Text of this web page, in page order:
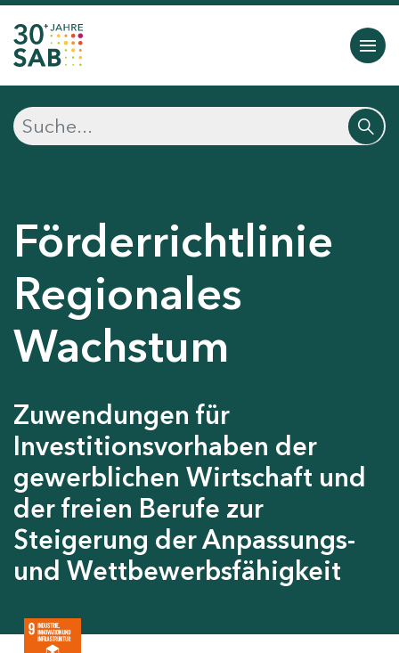
Förderrichtlinie
Regionales
Wachstum
Zuwendungen für
Investitionsvorhaben der
gewerblichen Wirtschaft und
der freien Berufe zur
Steigerung der Anpassungs-
und Wettbewerbsfähigkeit